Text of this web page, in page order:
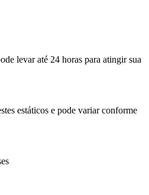
levar até 24 horas para atingir sua
estáticos e pode variar conforme